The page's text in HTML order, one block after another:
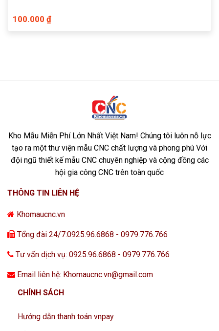
100.000 ₫
Kho Mẫu Miễn Phí Lớn Nhất Việt Nam! Chúng tôi luôn nỗ lực
tạo ra một thư viện mẫu CNC chất lượng và phong phú Với
đội ngũ thiết kế mẫu CNC chuyên nghiệp và cộng đồng các
hội gia công CNC trên toàn quốc
THÔNG TIN LIÊN HỆ
Khomaucnc.vn
Tổng đài 24/7:0925.96.6868 - 0979.776.766
Tư vấn dịch vụ: 0925.96.6868 - 0979.776.766
Email liên hệ: Khomaucnc.vn@gmail.com
CHÍNH SÁCH
Hướng dẫn thanh toán vnpay